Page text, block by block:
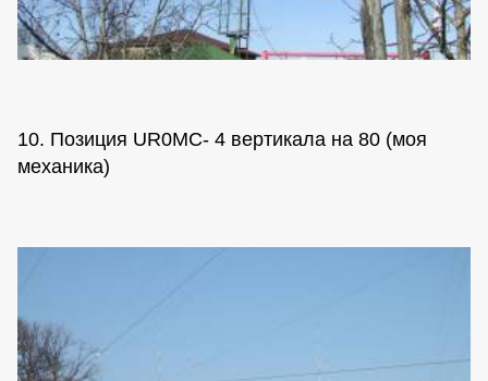
10. Позиция UR0MC- 4 вертикала на 80 (моя
механика)